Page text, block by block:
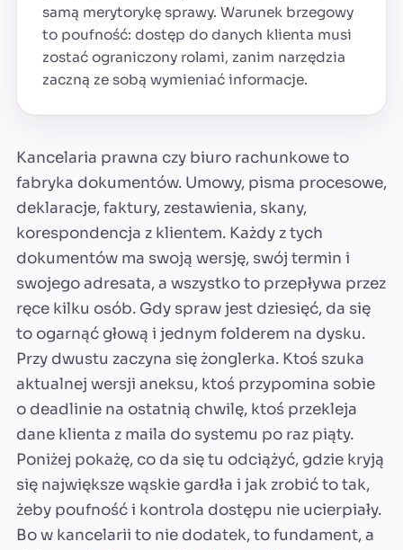
samą merytorykę sprawy. Warunek brzegowy
to poufność: dostęp do danych klienta musi
zostać ograniczony rolami, zanim narzędzia
zaczną ze sobą wymieniać informacje.
Kancelaria prawna czy biuro rachunkowe to
fabryka dokumentów. Umowy, pisma procesowe,
deklaracje, faktury, zestawienia, skany,
korespondencja z klientem. Każdy z tych
dokumentów ma swoją wersję, swój termin i
swojego adresata, a wszystko to przepływa przez
ręce kilku osób. Gdy spraw jest dziesięć, da się
to ogarnąć głową i jednym folderem na dysku.
Przy dwustu zaczyna się żonglerka. Ktoś szuka
aktualnej wersji aneksu, ktoś przypomina sobie
o deadlinie na ostatnią chwilę, ktoś przekleja
dane klienta z maila do systemu po raz piąty.
Poniżej pokażę, co da się tu odciążyć, gdzie kryją
się największe wąskie gardła i jak zrobić to tak,
żeby poufność i kontrola dostępu nie ucierpiały.
Bo w kancelarii to nie dodatek, to fundament, a